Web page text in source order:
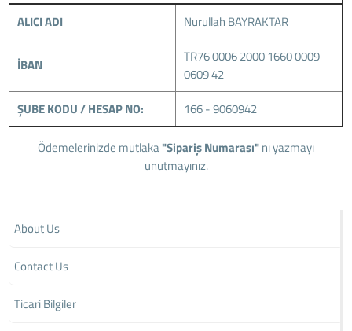
ALICI ADI Nurullah BAYRAKTAR
İBAN
TR76 0006 2000 1660 0009
0609 42
ŞUBE KODU / HESAP NO:
166 - 9060942
Ödemelerinizde mutlaka"Sipariş Numarası"nı yazmayı
unutmayınız.
About Us
Contact Us
Ticari Bilgiler